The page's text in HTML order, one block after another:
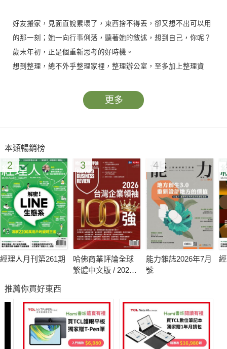
好友搬家，見面直說累壞了，東西捨不得丟，卻又想不出可以用
的那一刻；她一向行事俐落，聽著她的敘述，想到自己，你呢？
歲末年初，正是個重新思考的好時機。
想到整理，總不外乎整理家裡，整理辦公室，至多加上整理資
想的機會。他清楚地在主文寫道，「永遠以『自己』和『現在』
為主角，捨去用不到的雜物」是整理的第一步；如暢銷書作家山
想像讓自己前進，我們必須結束惡性循環，決定自己真正想保留
的東西，以及該放棄的東西，讓過去支持你，而不是妨礙你，才
有機會朝未來大步邁進。
所以，我們要勇敢地逐夢，寫下自己的計畫，對自己許下承諾，
一步一步地實現，時時警惕、反省，明彧更進一步提出「只要學
一次，一輩子不會亂」的準則，讓我們有所遵循，在道理原則
下，有清楚簡潔的步驟方法，由整理身邊的衣物，到整理時間，
整理自己的人生，成就未來。
個人的生活如此，工作如此，連企業也應該為自己留一個空位給
行換軌。
傑佛瑞．摩爾（Geoffrey Moore）的理論曾風靡矽谷高科技業，
隨著科技的無遠弗屆，換軌策略（Escape Velocity）必備的五力
已成為大多數企業必須思考的策略方向，企業如何大膽明智的
更多
本類暢銷榜
2
經理人月刊第261期
3
哈佛商業評論全球
繁體中文版 / 2026
4
能力雜誌2026年7月
號
推薦你買好東西